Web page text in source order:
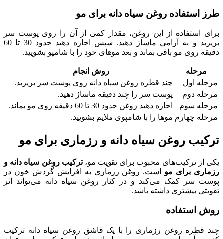
طرز استفاده روغن سیاه دانه برای مو
برای استفاده از این روغن، مقدار کمی از آن را روی پوست سر
بریزید و به آرامی ماساژ دهید. سپس اجازه دهید حدود 30 تا 60
دقیقه روی مو باقی بماند و بعد موهای خود را با شامپو بشویید.
مرحله
روش انجام
مرحله اول
چند قطره روغن سیاه دانه روی پوست سر بریزید.
مرحله دوم
پوست سر را چند دقیقه ماساژ دهید.
مرحله سوم
اجازه دهید روغن حدود 30 تا 60 دقیقه روی مو بماند.
مرحله چهارم موها را با شامپوی ملایم بشویید.
ترکیب روغن سیاه دانه و رزماری برای مو
یکی از ترکیب‌های محبوب برای تقویت مو،ترکیب روغن سیاه دانه و
رزماری برای مو است. روغن رزماری به افزایش گردش خون در
پوست سر کمک می‌کند و در کنار روغن سیاه دانه می‌تواند اثر
تقویتی بیشتری داشته باشد.
روش استفاده
چند قطره روغن رزماری را با یک قاشق روغن سیاه دانه ترکیب